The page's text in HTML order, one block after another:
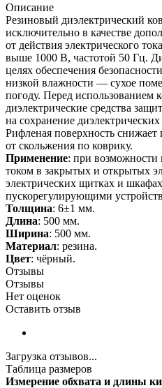
Описание
Резиновый диэлектрический
исключительно в качестве
от действия электрического
выше 1000 В, частотой 50 Гц.
целях обеспечения
низкой влажности — сухое
погоду. Перед использованием
диэлектрические средства
на сохранение
Рифленая поверхность
от скольжения по коврику.
Применение: при возможности
током в закрытых и открытых
электрических щитках и
пускорегулирующими
Толщина: 6±1 мм.
Длина: 500 мм.
Ширина: 500 мм.
Материал: резина.
Цвет: чёрный.
Отзывы
Отзывы
Нет оценок
Оставить отзыв
Загрузка отзывов...
Таблица размеров
Измерение обхвата и длины